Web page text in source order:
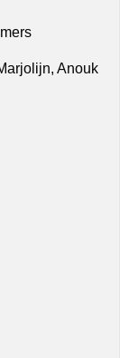
Anouk